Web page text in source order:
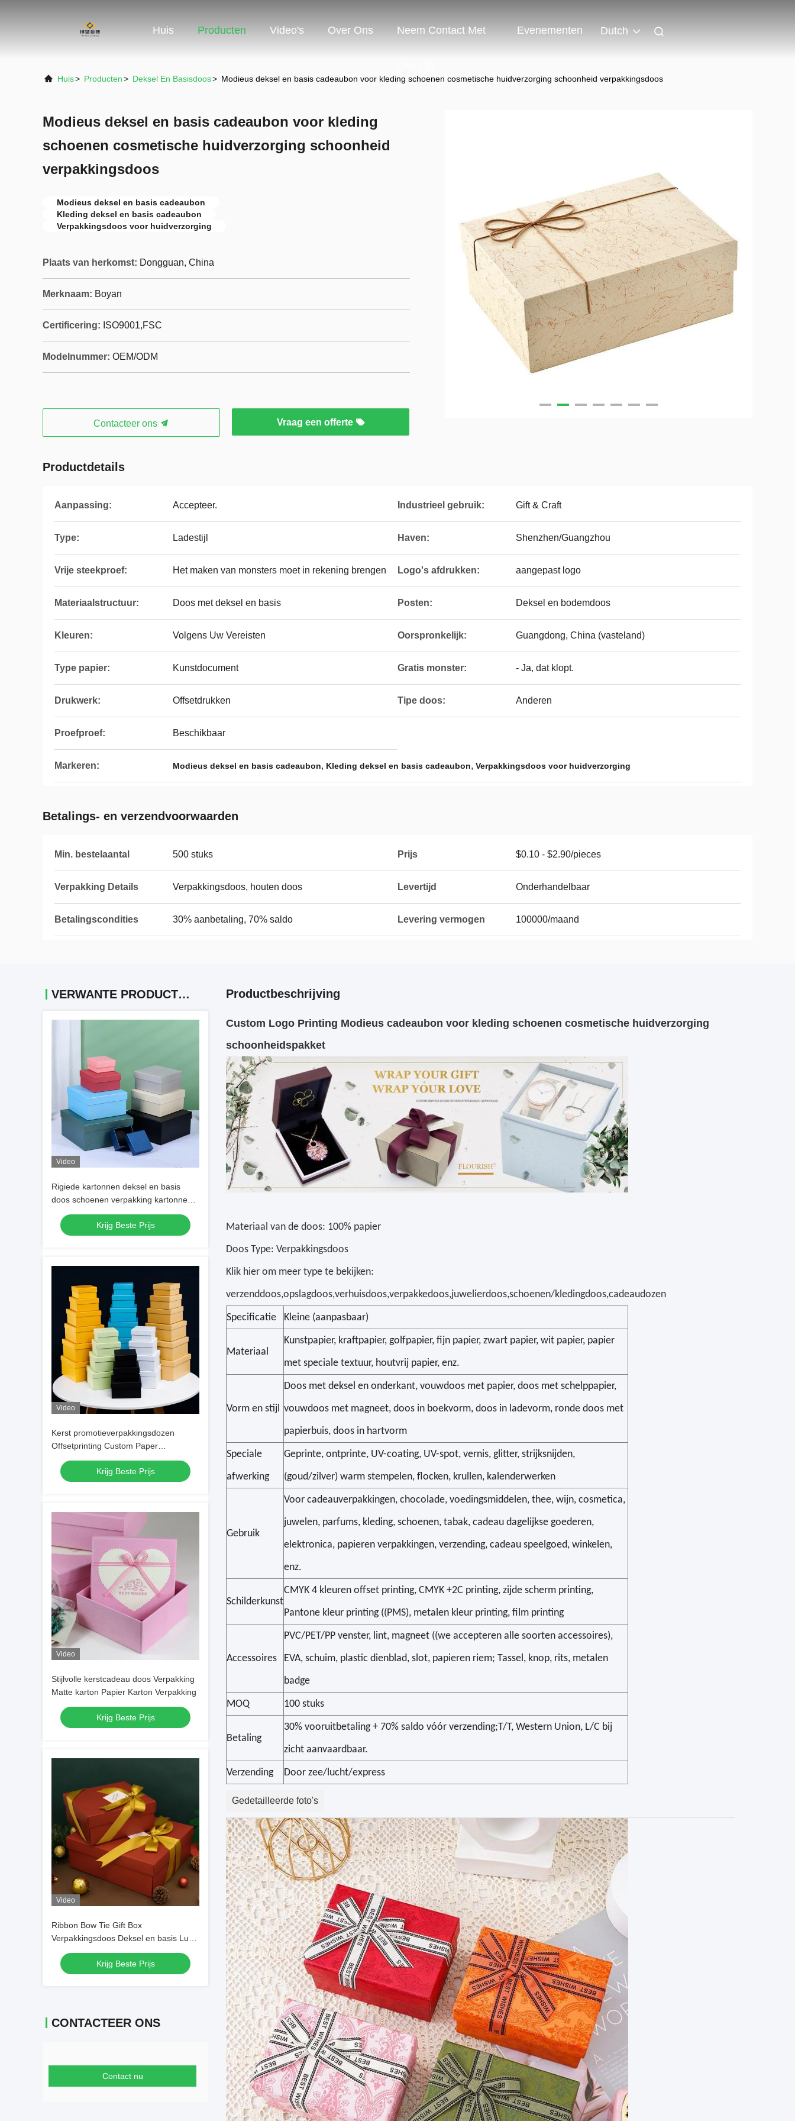
Huis Producten Video's Over Ons Neem Contact Met Evenementen Dutch
Huis> Producten> Deksel En Basisdoos> Modieus deksel en basis cadeaubon voor kleding schoenen cosmetische huidverzorging schoonheid verpakkingsdoos
Modieus deksel en basis cadeaubon voor kleding
schoenen cosmetische huidverzorging schoonheid
verpakkingsdoos
Modieus deksel en basis cadeaubon
Kleding deksel en basis cadeaubon
Verpakkingsdoos voor huidverzorging
Plaats van herkomst: Dongguan, China
Merknaam: Boyan
Certificering: ISO9001,‌FSC
Modelnummer: OEM/ODM
Contacteer ons Vraag een offerte
Productdetails
Aanpassing: Accepteer. Industrieel gebruik: Gift & Craft
Type: Ladestijl Haven: Shenzhen/Guangzhou
Vrije steekproef: Het maken van monsters moet in rekening brengen Logo's afdrukken: aangepast logo
Materiaalstructuur: Doos met deksel en basis Posten: Deksel en bodemdoos
Kleuren: Volgens Uw Vereisten Oorspronkelijk: Guangdong, China (vasteland)
Type papier: Kunstdocument Gratis monster: - Ja, dat klopt.
Drukwerk: Offsetdrukken Tipe doos: Anderen
Proefproef: Beschikbaar
Markeren: Modieus deksel en basis cadeaubon, Kleding deksel en basis cadeaubon, Verpakkingsdoos voor huidverzorging
Betalings- en verzendvoorwaarden
Min. bestelaantal 500 stuks Prijs $0.10 - $2.90/pieces
Verpakking Details Verpakkingsdoos, houten doos Levertijd Onderhandelbaar
Betalingscondities 30% aanbetaling, 70% saldo Levering vermogen 100000/maand
VERWANTE PRODUCTEN
Video
Rigiede kartonnen deksel en basis
doos schoenen verpakking kartonnen
doos Custom tweeszijdig drukken
Krijg Beste Prijs
Video
Kerst promotieverpakkingsdozen
Offsetprinting Custom Paper
Verpakkingsdoos
Krijg Beste Prijs
Video
Stijlvolle kerstcadeau doos Verpakking
Matte karton Papier Karton Verpakking
Krijg Beste Prijs
Video
Ribbon Bow Tie Gift Box
Verpakkingsdoos Deksel en basis Luxe
Gift Paper Verpakkingsdozen
Krijg Beste Prijs
CONTACTEER ONS
Contact nu
Productbeschrijving
Custom Logo Printing Modieus cadeaubon voor kleding schoenen cosmetische huidverzorging
schoonheidspakket
Materiaal van de doos: 100% papier
Doos Type: Verpakkingsdoos
Klik hier om meer type te bekijken:
verzenddoos,opslagdoos,verhuisdoos,verpakkedoos,juwelierdoos,schoenen/kledingdoos,cadeaudozen
Specificatie Kleine (aanpasbaar)
Materiaal
Kunstpapier, kraftpapier, golfpapier, fijn papier, zwart papier, wit papier, papier
met speciale textuur, houtvrij papier, enz.
Vorm en stijl
Doos met deksel en onderkant, vouwdoos met papier, doos met schelppapier,
vouwdoos met magneet, doos in boekvorm, doos in ladevorm, ronde doos met
papierbuis, doos in hartvorm
Speciale
afwerking
Geprinte, ontprinte, UV-coating, UV-spot, vernis, glitter, strijksnijden,
(goud/zilver) warm stempelen, flocken, krullen, kalenderwerken
Gebruik
Voor cadeauverpakkingen, chocolade, voedingsmiddelen, thee, wijn, cosmetica,
juwelen, parfums, kleding, schoenen, tabak, cadeau dagelijkse goederen,
elektronica, papieren verpakkingen, verzending, cadeau speelgoed, winkelen,
enz.
Schilderkunst
CMYK 4 kleuren offset printing, CMYK +2C printing, zijde scherm printing,
Pantone kleur printing ((PMS), metalen kleur printing, film printing
Accessoires
PVC/PET/PP venster, lint, magneet ((we accepteren alle soorten accessoires),
EVA, schuim, plastic dienblad, slot, papieren riem; Tassel, knop, rits, metalen
badge
MOQ 100 stuks
Betaling
30% vooruitbetaling + 70% saldo vóór verzending;T/T, Western Union, L/C bij
zicht aanvaardbaar.
Verzending Door zee/lucht/express
Gedetailleerde foto's